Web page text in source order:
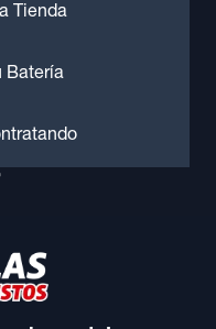
Tienda
Batería